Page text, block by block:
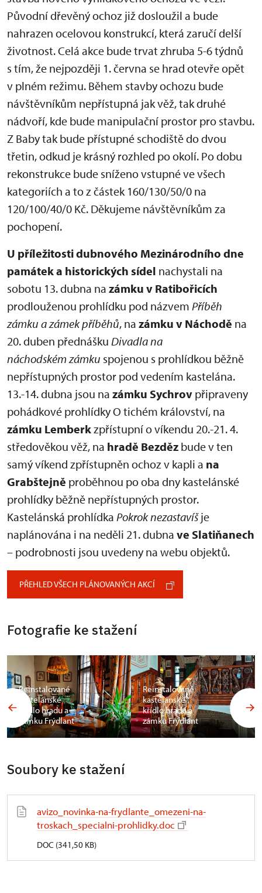
Původní dřevěný ochoz již dosloužil a bude
nahrazen ocelovou konstrukcí, která zaručí delší
životnost. Celá akce bude trvat zhruba 5-6 týdnů
s tím, že nejpozději 1. června se hrad otevře opět
v plném režimu. Během stavby ochozu bude
návštěvníkům nepřístupná jak věž, tak druhé
nádvoří, kde bude manipulační prostor pro stavbu.
Z Baby tak bude přístupné schodiště do dvou
třetin, odkud je krásný rozhled po okolí. Po dobu
rekonstrukce bude sníženo vstupné ve všech
kategoriích a to z částek 160/130/50/0 na
120/100/40/0 Kč. Děkujeme návštěvníkům za
pochopení.
U příležitosti dubnového Mezinárodního dne
památek a historických sídel nachystali na
sobotu 13. dubna na zámku v Ratibořicích
prodlouženou prohlídku pod názvem Příběh
zámku a zámek příběhů, na zámku v Náchodě na
20. duben přednášku Divadla na
náchodském zámku spojenou s prohlídkou běžně
nepřístupných prostor pod vedením kastelána.
13.-14. dubna jsou na zámku Sychrov připraveny
pohádkové prohlídky O tichém království, na
zámku Lemberkzpřístupní o víkendu 20.-21. 4.
středověkou věž, na hradě Bezděz bude v ten
samý víkend zpřístupněn ochoz v kapli a na
Grabštejně proběhnou po oba dny kastelánské
prohlídky běžně nepřístupných prostor.
Kastelánská prohlídka Pokrok nezastavíšje
naplánována i na neděli 21. dubna ve Slatiňanech
– podrobnosti jsou uvedeny na webu objektů.
PŘEHLED VŠECH PLÁNOVANÝCH AKCÍ
Fotografie ke stažení
Reinstalované
kastelánské
křídlo hradu a
zámku Frýdlant
Reinstalované
kastelánské
křídlo hradu a
zámku Frýdlant
Soubory ke stažení
avizo_novinka-na-frydlante_omezeni-na-
troskach_specialni-prohlidky.doc
DOC (341,50 KB)